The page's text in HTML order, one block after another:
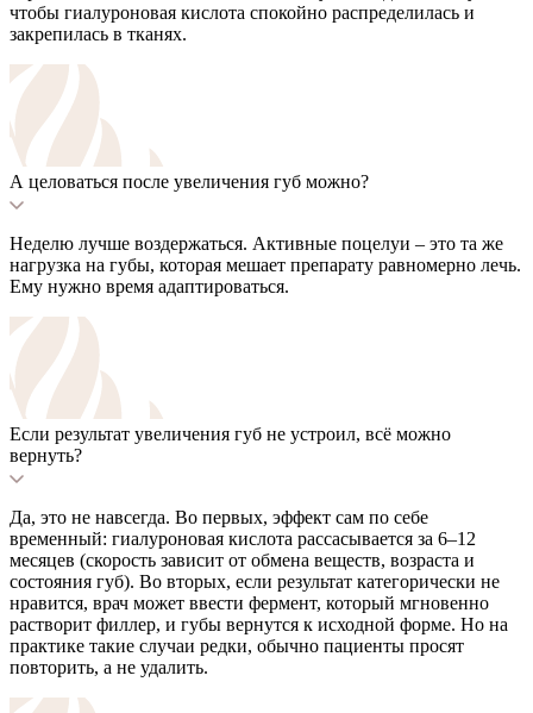
чтобы гиалуроновая кислота спокойно распределилась и
закрепилась в тканях.
А целоваться после увеличения губ можно?
Неделю лучше воздержаться. Активные поцелуи – это та же
нагрузка на губы, которая мешает препарату равномерно лечь.
Ему нужно время адаптироваться.
Если результат увеличения губ не устроил, всё можно
вернуть?
Да, это не навсегда. Во первых, эффект сам по себе
временный: гиалуроновая кислота рассасывается за 6–12
месяцев (скорость зависит от обмена веществ, возраста и
состояния губ). Во вторых, если результат категорически не
нравится, врач может ввести фермент, который мгновенно
растворит филлер, и губы вернутся к исходной форме. Но на
практике такие случаи редки, обычно пациенты просят
повторить, а не удалить.